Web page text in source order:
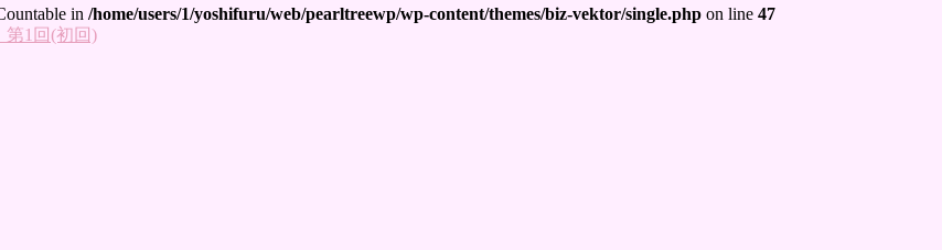
in /home/users/1/yoshifuru/web/pearltreewp/wp-content/themes/biz-vektor/single.php on line 47
1回(初回)